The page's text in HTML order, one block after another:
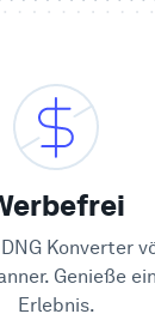
Konverter
Genieße
Erlebnis.